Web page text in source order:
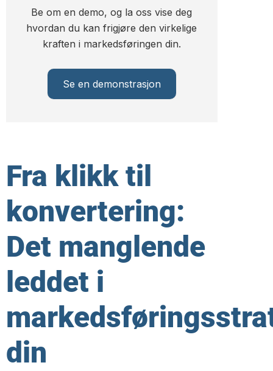
Be om en demo, og la oss vise deg
hvordan du kan frigjøre den virkelige
kraften i markedsføringen din.
Se en demonstrasjon
Fra klikk til
konvertering:
Det manglende
leddet i
din